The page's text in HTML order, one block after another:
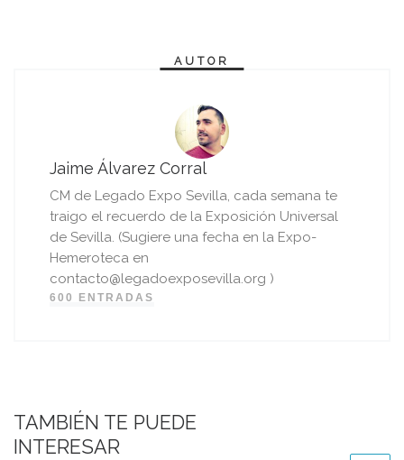
AUTOR
Jaime Álvarez Corral
CM de Legado Expo Sevilla, cada semana te
traigo el recuerdo de la Exposición Universal
de Sevilla. (Sugiere una fecha en la Expo-
Hemeroteca en
contacto@legadoexposevilla.org )
600 ENTRADAS
TAMBIÉN TE PUEDE
INTERESAR